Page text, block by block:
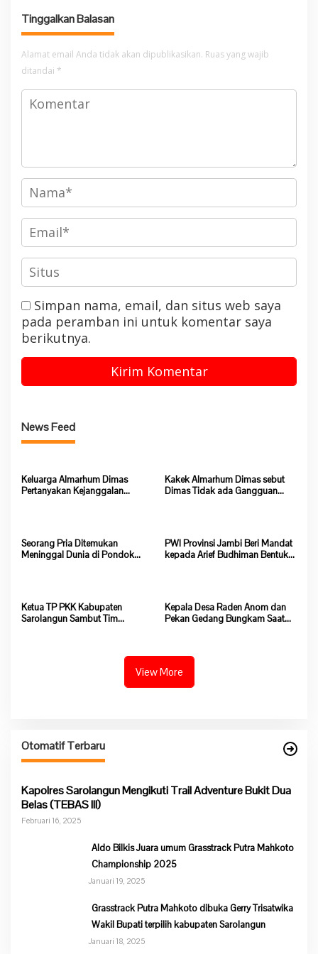
Tinggalkan Balasan
Alamat email Anda tidak akan dipublikasikan. Ruas yang wajib
ditandai *
Simpan nama, email, dan situs web saya
pada peramban ini untuk komentar saya
berikutnya.
News Feed
Keluarga Almarhum Dimas
Pertanyakan Kejanggalan
Kakek Almarhum Dimas sebut
Dimas Tidak ada Gangguan
Seorang Pria Ditemukan
Meninggal Dunia di Pondok
PWI Provinsi Jambi Beri Mandat
kepada Arief Budhiman Bentuk
Ketua TP PKK Kabupaten
Sarolangun Sambut Tim
Kepala Desa Raden Anom dan
Pekan Gedang Bungkam Saat
View More
Otomatif Terbaru
Kapolres Sarolangun Mengikuti Trail Adventure Bukit Dua
Belas (TEBAS III)
Februari 16, 2025
Aldo Bilkis Juara umum Grasstrack Putra Mahkoto
Championship 2025
Januari 19, 2025
Grasstrack Putra Mahkoto dibuka Gerry Trisatwika
Wakil Bupati terpilih kabupaten Sarolangun
Januari 18, 2025